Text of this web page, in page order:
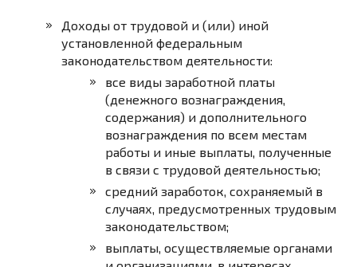
Доходы от трудовой и (или) иной
установленной федеральным
законодательством деятельности:
все виды заработной платы
(денежного вознаграждения,
содержания) и дополнительного
вознаграждения по всем местам
работы и иные выплаты, полученные
в связи с трудовой деятельностью;
средний заработок, сохраняемый в
случаях, предусмотренных трудовым
законодательством;
выплаты, осуществляемые органами